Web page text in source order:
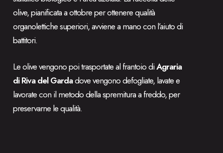
olive, pianificata a ottobre per ottenere qualità
organolettiche superiori, avviene a mano con l’aiuto di
battitori.
Le olive vengono poi trasportate al frantoio diAgraria
di Riva del Gardadove vengono defogliate, lavate e
lavorate con il metodo della spremitura a freddo, per
preservarne le qualità.